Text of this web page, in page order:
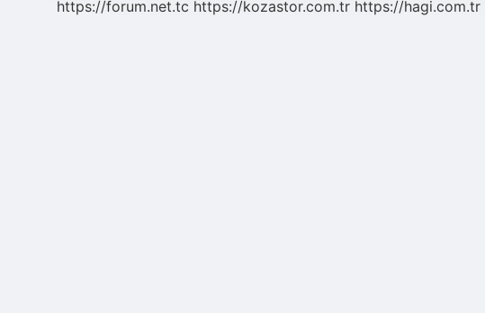
https://forum.net.tc https://kozastor.com.tr https://hagi.com.tr